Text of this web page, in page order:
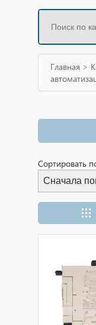
Главная >
Сортировать
Сначала
Сначала
Сначала
Сначала
Сначала
по
по